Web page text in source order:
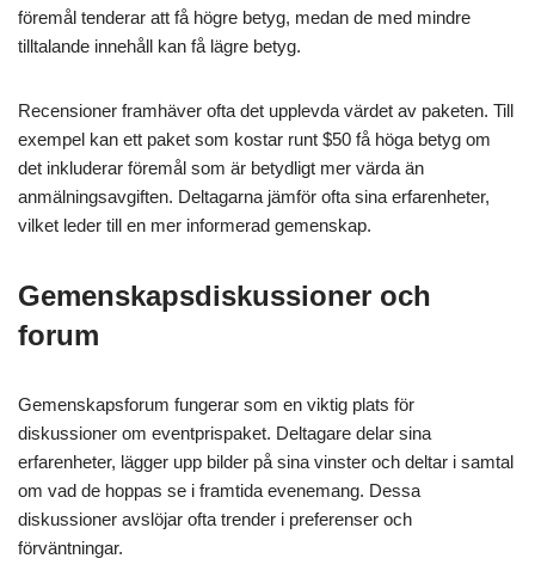
föremål tenderar att få högre betyg, medan de med mindre
tilltalande innehåll kan få lägre betyg.
Recensioner framhäver ofta det upplevda värdet av paketen. Till
exempel kan ett paket som kostar runt $50 få höga betyg om
det inkluderar föremål som är betydligt mer värda än
anmälningsavgiften. Deltagarna jämför ofta sina erfarenheter,
vilket leder till en mer informerad gemenskap.
Gemenskapsdiskussioner och
forum
Gemenskapsforum fungerar som en viktig plats för
diskussioner om eventprispaket. Deltagare delar sina
erfarenheter, lägger upp bilder på sina vinster och deltar i samtal
om vad de hoppas se i framtida evenemang. Dessa
diskussioner avslöjar ofta trender i preferenser och
förväntningar.